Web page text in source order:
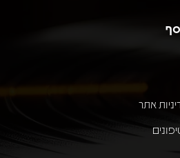
אתר